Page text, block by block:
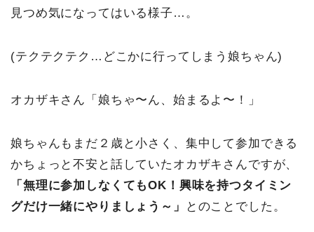
見つめ気になってはいる様子…。
(テクテクテク…どこかに行ってしまう娘ちゃん)
オカザキさん「娘ちゃ〜ん、始まるよ〜！」
娘ちゃんもまだ２歳と小さく、集中して参加できる
かちょっと不安と話していたオカザキさんですが、
「無理に参加しなくてもOK！興味を持つタイミン
グだけ一緒にやりましょう～」
とのことでした。